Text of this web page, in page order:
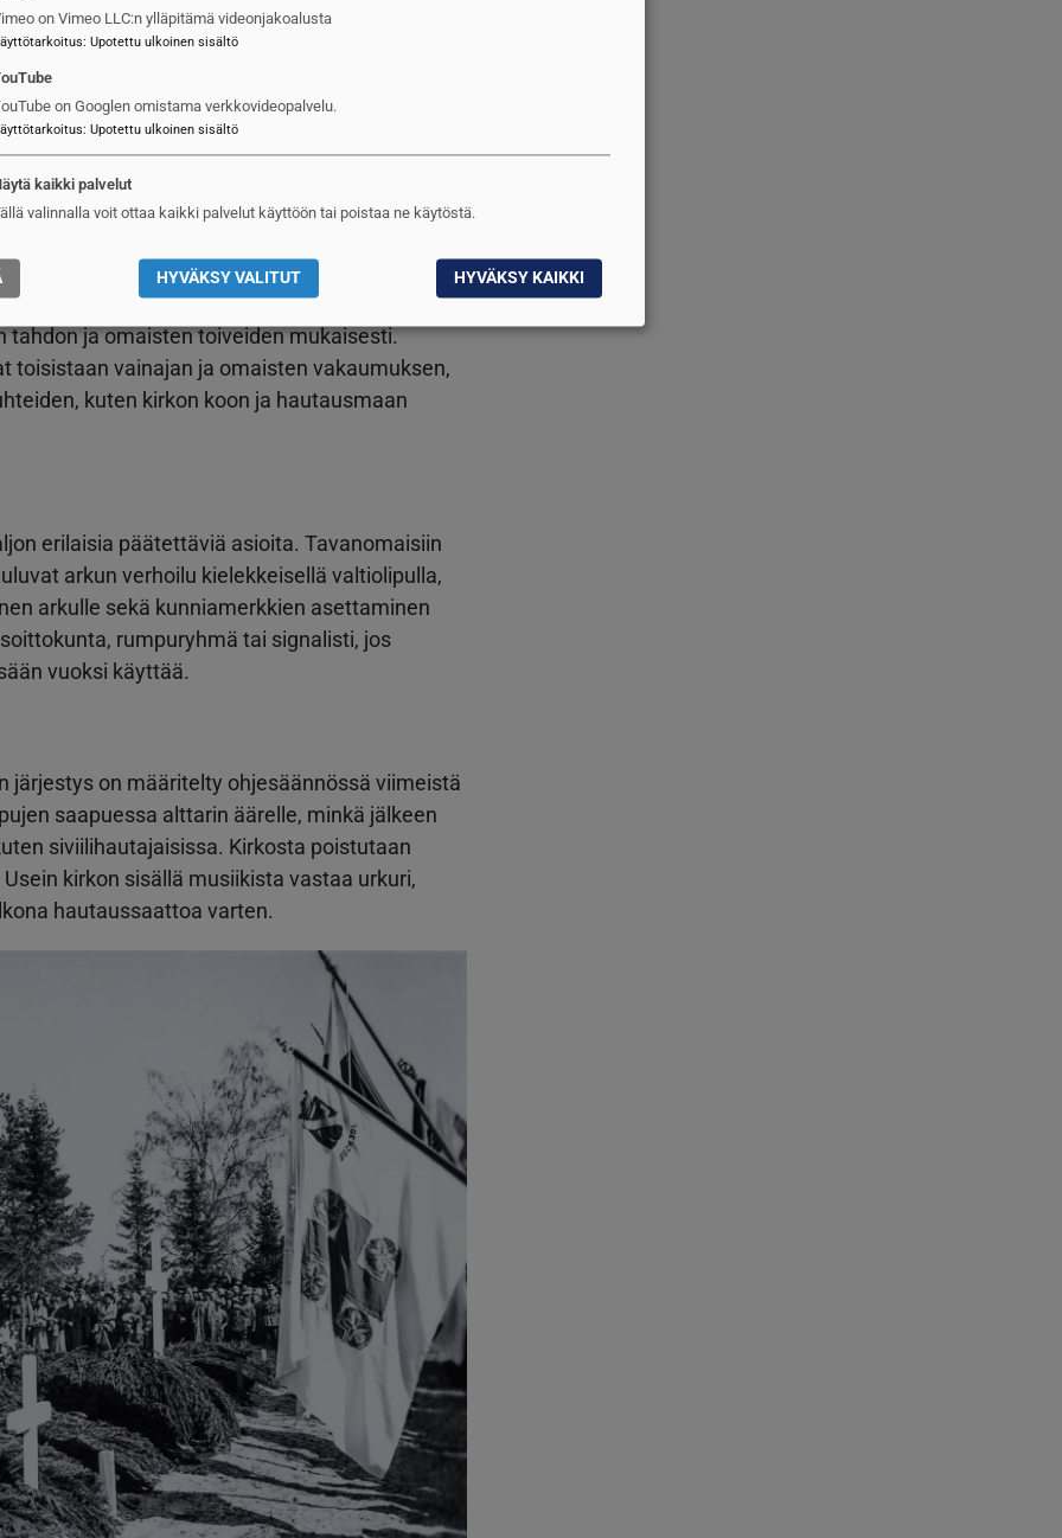
vain vainajan tahdon mukaisesti ja
seremonian määrätty suuripuitteisuus ja
on itsestään selvää, saattaa tulla
yksityisen surun muuttuessa ainakin osittain
tarkat ohjeet hautajaismenettelystä, mutta viime
tahdon ja omaisten toiveiden mukaisesti.
toisistaan vainajan ja omaisten vakaumuksen,
kuten kirkon koon ja hautausmaan
erilaisia päätettäviä asioita. Tavanomaisiin
arkun verhoilu kielekkeisellä valtiolipulla,
arkulle sekä kunniamerkkien asettaminen
rumpuryhmä tai signalisti, jos
vuoksi käyttää.
järjestys on määritelty ohjesäännössä viimeistä
saapuessa alttarin äärelle, minkä jälkeen
siviilihautajaisissa. Kirkosta poistutaan
kirkon sisällä musiikista vastaa urkuri,
hautaussaattoa varten.
on Vimeo LLC:n ylläpitämä videonjakoalusta
: Upotettu ulkoinen sisältö
on Googlen omistama verkkovideopalvelu.
: Upotettu ulkoinen sisältö
kaikki palvelut
valinnalla voit ottaa kaikki palvelut käyttöön tai poistaa ne käytöstä.
HYVÄKSY VALITUT HYVÄKSY KAIKKI